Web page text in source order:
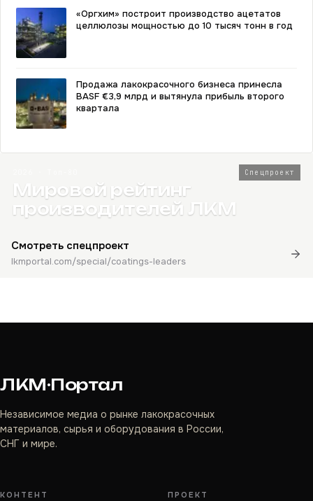
«Оргхим» построит производство ацетатов
целлюлозы мощностью до 10 тысяч тонн в год
Продажа лакокрасочного бизнеса принесла
BASF €3,9 млрд и вытянула прибыль второго
квартала
Спецпроект
Мировой рейтинг
производителей ЛКМ
Смотреть спецпроект
lkmportal.com/special/coatings-leaders
ЛКМ·Портал
Независимое медиа о рынке лакокрасочных
материалов, сырья и оборудования в России,
СНГ и мире.
КОНТЕНТ ПРОЕКТ